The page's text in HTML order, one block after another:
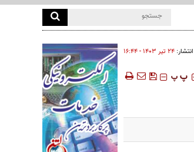
۲۴ تير ۱۴۰۳ - ۱۶:۴۴
‍‍‍ پ پ